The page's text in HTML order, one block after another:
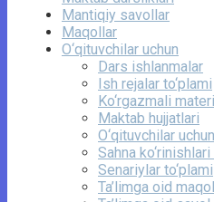
Mantiqiy savollar
Maqollar
O‘qituvchilar uchun
Dars ishlanmalar
Ish rejalar to‘plami
Ko‘rgazmali
Maktab hujjatlari
O‘qituvchilar
Sahna ko‘rinishlari
Senariylar to‘plami
Ta’limga oid